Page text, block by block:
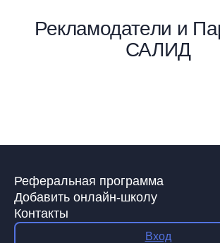
Рекламодатели и
САЛИД
Реферальная программа
Добавить онлайн-школу
Контакты
Вход